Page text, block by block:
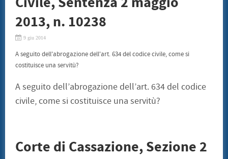
SENTENZE
BENI CULTURALI
ARTISTI
TRADIZIONI GASTRONOMICHE
CONVENZIONI
ARCHITETTI
TERMOIDRAULICA
2013, n. 10238
9 giu 2014
A seguito dell'abrogazione dell'art. 634 del codice civile, come si
costituisce una servitù?
A seguito dell’abrogazione dell’art. 634 del codice
civile, come si costituisce una servitù?
Corte di Cassazione, Sezione 2